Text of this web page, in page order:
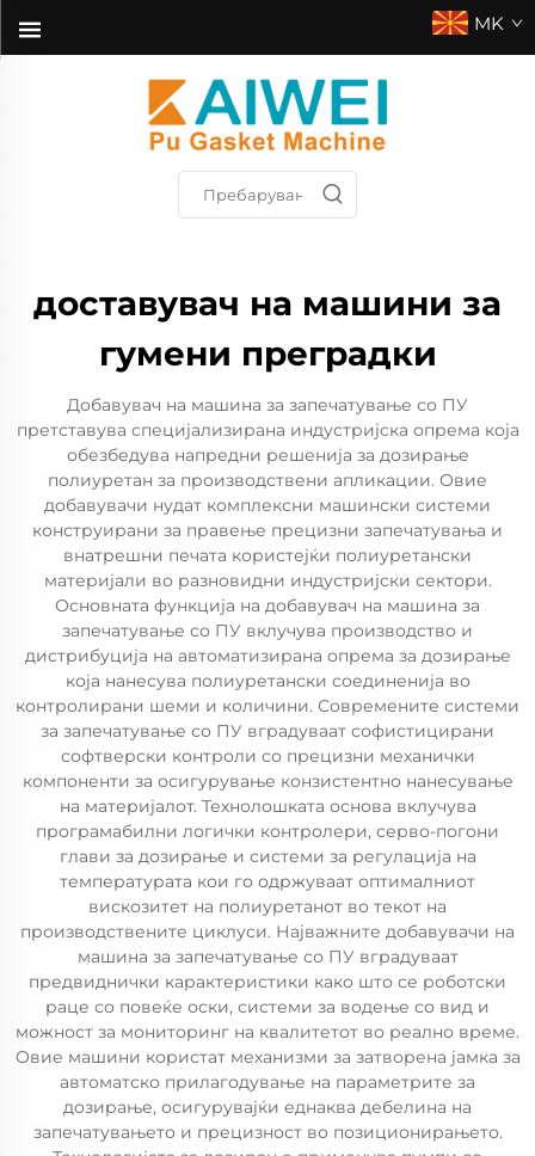
MK
доставувач на машини за
гумени преградки
Добавувач на машина за запечатување со ПУ
претставува специјализирана индустријска опрема која
обезбедува напредни решенија за дозирање
полиуретан за производствени апликации. Овие
добавувачи нудат комплексни машински системи
конструирани за правење прецизни запечатувања и
внатрешни печата користејќи полиуретански
материјали во разновидни индустријски сектори.
Основната функција на добавувач на машина за
запечатување со ПУ вклучува производство и
дистрибуција на автоматизирана опрема за дозирање
која нанесува полиуретански соединенија во
контролирани шеми и количини. Современите системи
за запечатување со ПУ вградуваат софистицирани
софтверски контроли со прецизни механички
компоненти за осигурување конзистентно нанесување
на материјалот. Технолошката основа вклучува
програмабилни логички контролери, серво-погони
глави за дозирање и системи за регулација на
температурата кои го одржуваат оптималниот
вискозитет на полиуретанот во текот на
производствените циклуси. Најважните добавувачи на
машина за запечатување со ПУ вградуваат
предвиднички карактеристики како што се роботски
раце со повеќе оски, системи за водење со вид и
можност за мониторинг на квалитетот во реално време.
Овие машини користат механизми за затворена јамка за
автоматско прилагодување на параметрите за
дозирање, осигурувајќи еднаква дебелина на
запечатувањето и прецизност во позиционирањето.